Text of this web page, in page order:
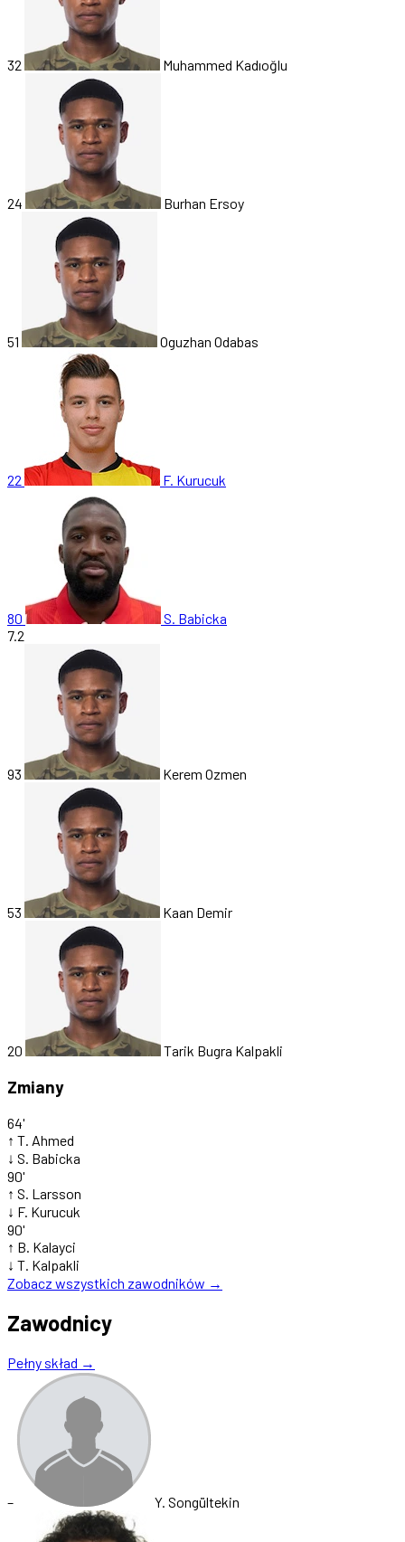
32 Muhammed Kadıoğlu
24 Burhan Ersoy
51 Oguzhan Odabas
22 F. Kurucuk
80
S. Babicka
7.2
93 Kerem Ozmen
53 Kaan Demir
20 Tarik Bugra Kalpakli
Zmiany
64'
↑ T. Ahmed
↓ S. Babicka
90'
↑ S. Larsson
↓ F. Kurucuk
90'
↑ B. Kalayci
↓ T. Kalpakli
Zobacz wszystkich zawodników →
Zawodnicy
Pełny skład →
– Y. Songültekin